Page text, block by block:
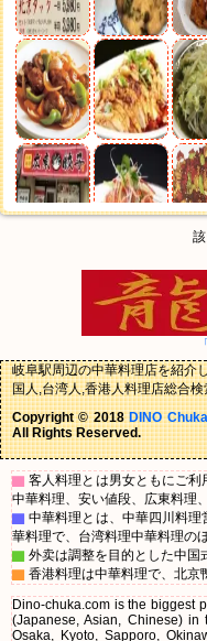
岐阜駅周辺の中華料理店を紹介
国人,台湾人,香港人料理店総合
Copyright © 2018DINO
All Rights Reserved.
▇ 客人料理とは男女ともにご利
中華料理、安い値段、広東料理
▇ 中華料理とは、中華四川料
華料理で、台湾料理中華料理の
▇ 外卖は調整を目的とした中国
▇ 香港料理は中華料理で、北京
Dino-chuka.com is the biggest
(Japanese, Asian, Chinese)
Osaka, Kyoto, Sapporo,